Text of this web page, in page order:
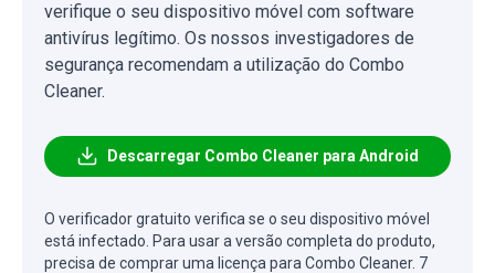
verifique o seu dispositivo móvel com software
antivírus legítimo. Os nossos investigadores de
segurança recomendam a utilização do Combo
Cleaner.
Descarregar Combo Cleaner para Android
O verificador gratuito verifica se o seu dispositivo móvel
está infectado. Para usar a versão completa do produto,
precisa de comprar uma licença para Combo Cleaner. 7